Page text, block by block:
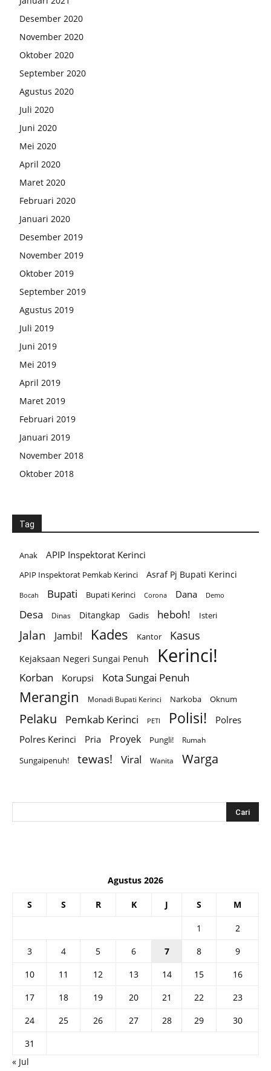
Desember 2020
November 2020
Oktober 2020
September 2020
Agustus 2020
Juli 2020
Juni 2020
Mei 2020
April 2020
Maret 2020
Februari 2020
Januari 2020
Desember 2019
November 2019
Oktober 2019
September 2019
Agustus 2019
Juli 2019
Juni 2019
Mei 2019
April 2019
Maret 2019
Februari 2019
Januari 2019
November 2018
Oktober 2018
Tag
Anak APIP Inspektorat Kerinci
APIP Inspektorat Pemkab Kerinci Asraf Pj Bupati Kerinci
Bocah Bupati Bupati Kerinci Corona Dana Demo
Desa Dinas Ditangkap Gadis heboh! Isteri
Jalan Jambi! Kades Kantor Kasus
Kejaksaan Negeri Sungai Penuh Kerinci!
Korban Korupsi Kota Sungai Penuh
Merangin Monadi Bupati Kerinci Narkoba Oknum
Pelaku Pemkab Kerinci PETI Polisi!
Polres
Polres Kerinci
Pria Proyek Pungli! Rumah
Sungaipenuh! tewas! Viral Wanita Warga
Agustus 2026
S S R K J S M
1
2
3
4 5 6 7 8
9
10
11 12 13 14 15
16
17
18 19 20 21 22
23
24
25 26 27 28 29
30
31
« Jul